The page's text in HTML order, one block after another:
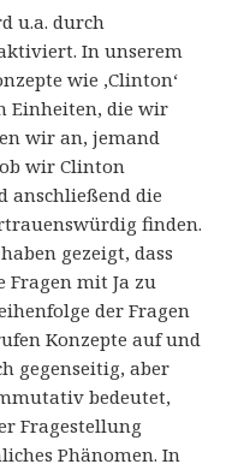
u.a. durch
In unserem
wie ‚Clinton‘
Einheiten, die wir
wir an, jemand
wir Clinton
anschließend die
finden.
gezeigt, dass
Fragen mit Ja zu
der Fragen
Konzepte auf und
gegenseitig, aber
bedeutet,
Fragestellung
Phänomen. In